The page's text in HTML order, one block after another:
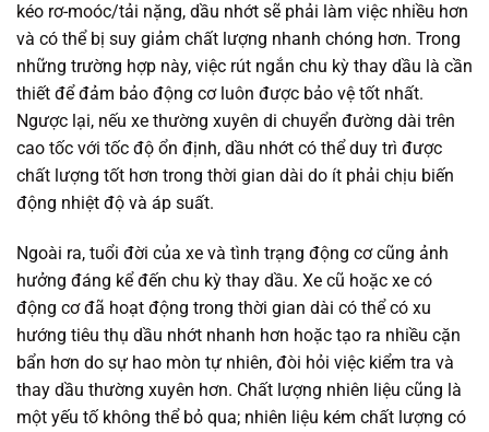
kéo rơ-moóc/tải nặng, dầu nhớt sẽ phải làm việc nhiều hơn
và có thể bị suy giảm chất lượng nhanh chóng hơn. Trong
những trường hợp này, việc rút ngắn chu kỳ thay dầu là cần
thiết để đảm bảo động cơ luôn được bảo vệ tốt nhất.
Ngược lại, nếu xe thường xuyên di chuyển đường dài trên
cao tốc với tốc độ ổn định, dầu nhớt có thể duy trì được
chất lượng tốt hơn trong thời gian dài do ít phải chịu biến
động nhiệt độ và áp suất.
Ngoài ra, tuổi đời của xe và tình trạng động cơ cũng ảnh
hưởng đáng kể đến chu kỳ thay dầu. Xe cũ hoặc xe có
động cơ đã hoạt động trong thời gian dài có thể có xu
hướng tiêu thụ dầu nhớt nhanh hơn hoặc tạo ra nhiều cặn
bẩn hơn do sự hao mòn tự nhiên, đòi hỏi việc kiểm tra và
thay dầu thường xuyên hơn. Chất lượng nhiên liệu cũng là
một yếu tố không thể bỏ qua; nhiên liệu kém chất lượng có